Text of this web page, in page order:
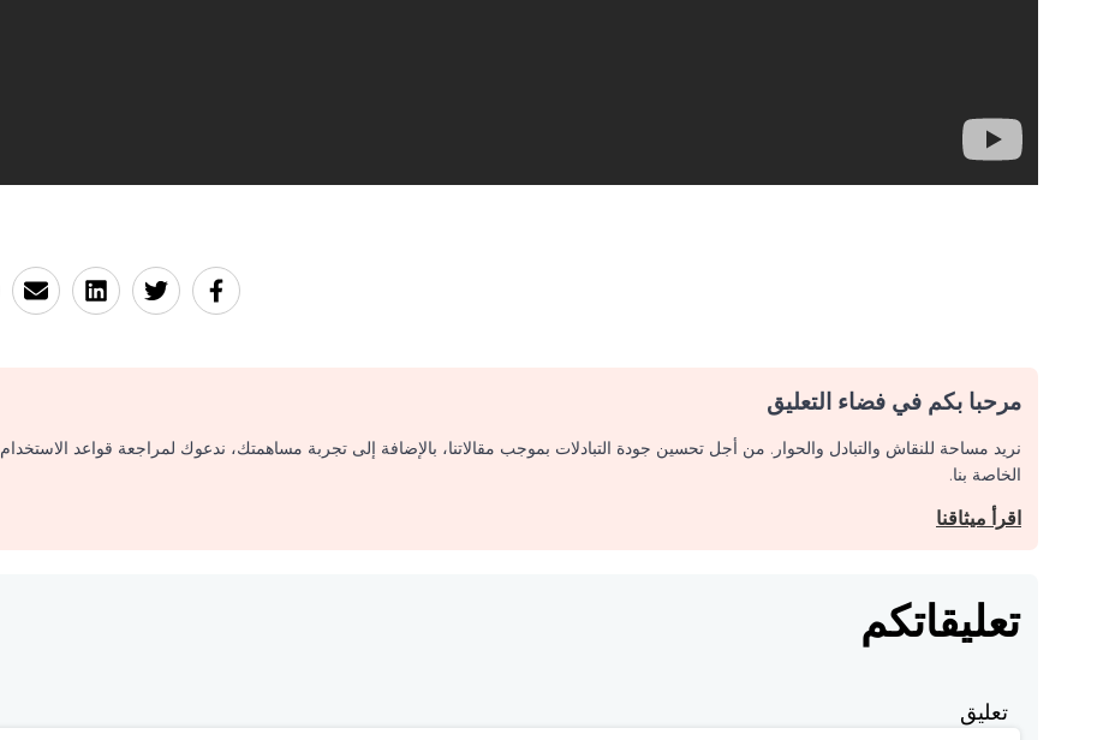
مرحبا بكم في فضاء التعليق
نريد مساحة للنقاش والتبادل والحوار. من أجل تحسين جودة التبادلات بموجب مقالاتنا، بالإضافة إلى تجربة مساهمتك، ندعوك لمراجعة قواعد الاستخدام
الخاصة بنا.
اقرأ ميثاقنا
تعليقاتكم
تعليق